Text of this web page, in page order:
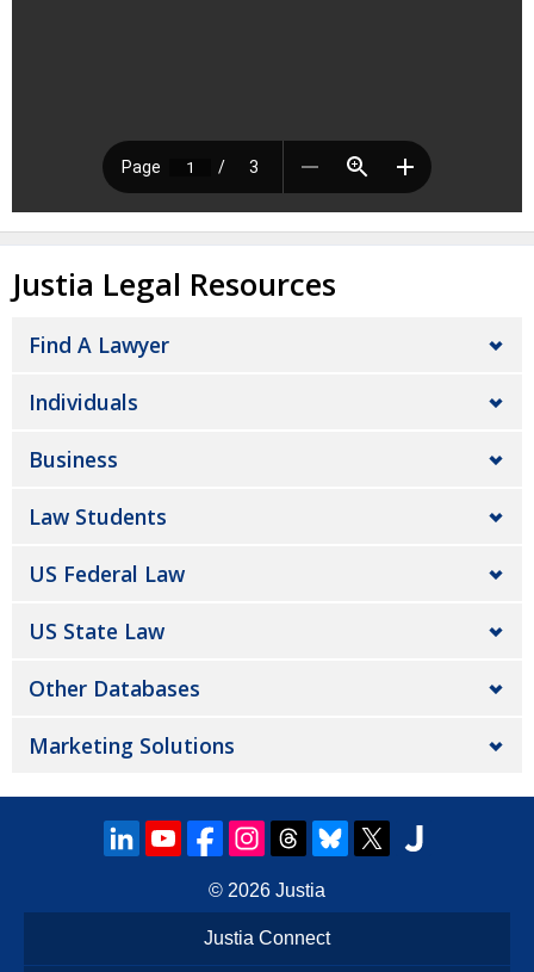
Justia Legal Resources
Find A Lawyer
Individuals
Business
Law Students
US Federal Law
US State Law
Other Databases
Marketing Solutions
© 2026 Justia
Justia Connect